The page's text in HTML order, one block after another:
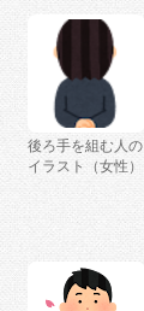
後ろ手を組む人の
イラスト（女性）